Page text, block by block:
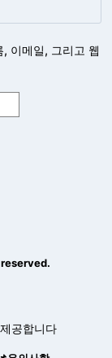
이메일, 그리고 웹
공합니다